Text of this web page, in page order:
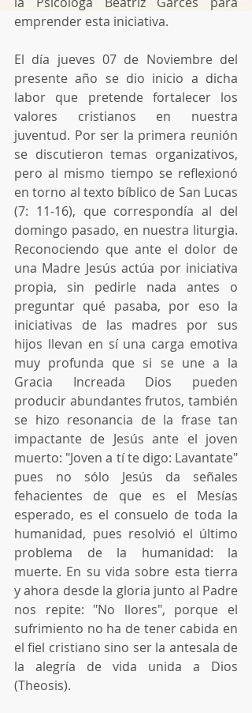
emprender esta iniciativa.
El día jueves 07 de Noviembre del
presente año se dio inicio a dicha
labor que pretende fortalecer los
valores cristianos en nuestra
juventud. Por ser la primera reunión
se discutieron temas organizativos,
pero al mismo tiempo se reflexionó
en torno al texto bíblico de San Lucas
(7: 11-16), que correspondía al del
domingo pasado, en nuestra liturgia.
Reconociendo que ante el dolor de
una Madre Jesús actúa por iniciativa
propia, sin pedirle nada antes o
preguntar qué pasaba, por eso la
iniciativas de las madres por sus
hijos llevan en sí una carga emotiva
muy profunda que si se une a la
Gracia Increada Dios pueden
producir abundantes frutos, también
se hizo resonancia de la frase tan
impactante de Jesús ante el joven
muerto: "Joven a tí te digo: Lavantate"
pues no sólo Jesús da señales
fehacientes de que es el Mesías
esperado, es el consuelo de toda la
humanidad, pues resolvió el último
problema de la humanidad: la
muerte. En su vida sobre esta tierra
y ahora desde la gloria junto al Padre
nos repite: "No llores", porque el
sufrimiento no ha de tener cabida en
el fiel cristiano sino ser la antesala de
la alegría de vida unida a Dios
(Theosis).